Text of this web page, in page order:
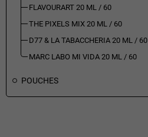
FLAVOURART 20 ML / 60
THE PIXELS MIX 20 ML / 60
D77 & LA TABACCHERIA 20 ML / 60
MARC LABO MI VIDA 20 ML / 60
POUCHES